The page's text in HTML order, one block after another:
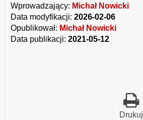
Wprowadzający: Michał Nowicki
Data modyfikacji: 2026-02-06
Opublikował: Michał Nowicki
Data publikacji: 2021-05-12
Drukuj